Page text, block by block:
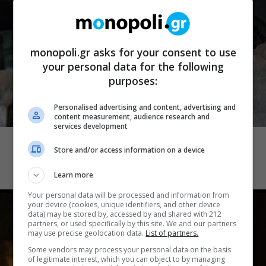
ΟΙ ΤΑΙΝΙΕΣ ΤΗΣ ΕΒΔΟΜΑΔΑΣ
Πρεμιέρες: Η ώρα των κρίσιμων
αποφάσεων για τον Spider-Man
monopoli.gr asks for your consent to use
your personal data for the following
purposes:
Personalised advertising and content, advertising and
content measurement, audience research and
services development
Store and/or access information on a device
Learn more
Your personal data will be processed and information from
your device (cookies, unique identifiers, and other device
data) may be stored by, accessed by and shared with 212
partners, or used specifically by this site. We and our partners
may use precise geolocation data. List of partners.
Some vendors may process your personal data on the basis
of legitimate interest, which you can object to by managing